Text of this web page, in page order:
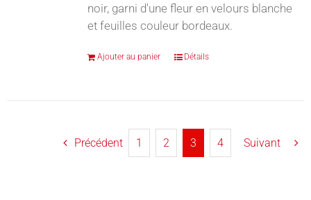
noir, garni d'une fleur en velours blanche
et feuilles couleur bordeaux.
Ajouter au panier Détails
Précédent 1 2 3 4 Suivant